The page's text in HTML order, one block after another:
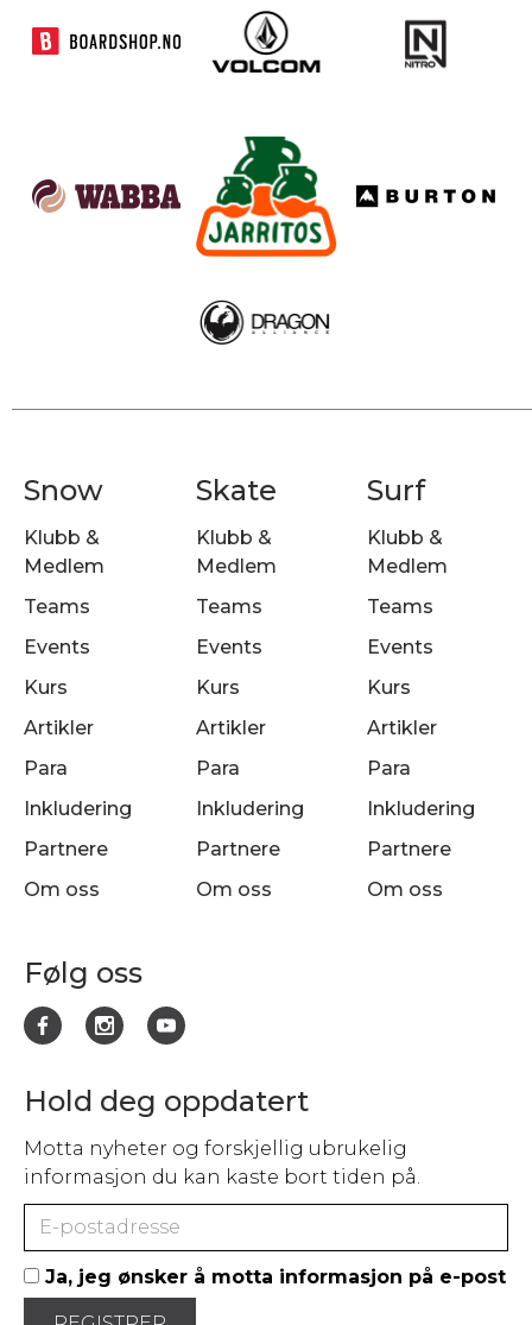
Snow
Klubb &
Medlem
Teams
Events
Kurs
Artikler
Para
Inkludering
Partnere
Om oss
Skate
Klubb &
Medlem
Teams
Events
Kurs
Artikler
Para
Inkludering
Partnere
Om oss
Surf
Klubb &
Medlem
Teams
Events
Kurs
Artikler
Para
Inkludering
Partnere
Om oss
Følg oss
Hold deg oppdatert
Motta nyheter og forskjellig ubrukelig
informasjon du kan kaste bort tiden på.
Ja, jeg ønsker å motta informasjon på e-post